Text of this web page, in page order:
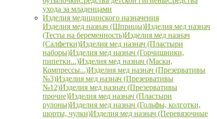
ухода за младенцами
Изделия медицинского назначения
Изделия мед назнач (Шприцы)Изделия мед назнач
(Тесты на беременность)Изделия мед назнач
(Салфетки)Изделия мед назнач (Пластыри
наборы)Изделия мед назнач (Горчишники,
пипетки...)Изделия мед назнач (Маски,
Компрессы...)Изделия мед назнач (Презервативы
№3)Изделия мед назнач (Презервативы
№12)Изделия мед назнач (Презервативы
прочие)Изделия мед назнач (Пластыри
рулоны)Изделия мед назнач (Гольфы, колготки,
шорты, чулки)Изделия мед назнач (Перевязочные